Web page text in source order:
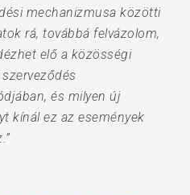
mechanizmusa közötti
rá, továbbá felvázolom,
elő a közösségi
és milyen új
kínál ez az események